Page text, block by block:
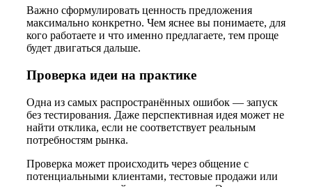
Важно сформулировать ценность предложения
максимально конкретно. Чем яснее вы понимаете, для
кого работаете и что именно предлагаете, тем проще
будет двигаться дальше.
Проверка идеи на практике
Одна из самых распространённых ошибок — запуск
без тестирования. Даже перспективная идея может не
найти отклика, если не соответствует реальным
потребностям рынка.
Проверка может происходить через общение с
потенциальными клиентами, тестовые продажи или